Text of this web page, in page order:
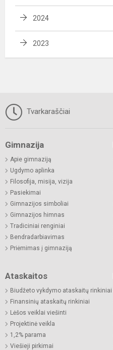
2024
2023
Tvarkaraščiai
Gimnazija
Apie gimnaziją
Ugdymo aplinka
Filosofija, misija, vizija
Pasiekimai
Gimnazijos simboliai
Gimnazijos himnas
Tradiciniai renginiai
Bendradarbiavimas
Priėmimas į gimnaziją
Ataskaitos
Biudžeto vykdymo ataskaitų rinkiniai
Finansinių ataskaitų rinkiniai
Lėšos veiklai viešinti
Projektinė veikla
1,2% parama
Viešieji pirkimai